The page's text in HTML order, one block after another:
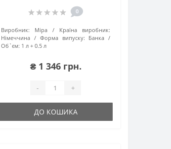
0
Виробник: Mipa
Країна виробник:
Німеччина
Форма випуску: Банка
Об`єм: 1 л + 0.5 л
₴ 1 346 грн.
- +
ДО КОШИКА